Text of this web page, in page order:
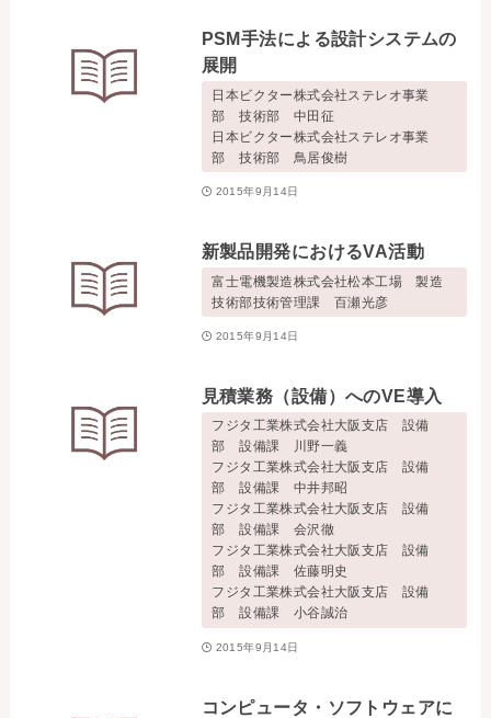
PSM手法による設計システムの
展開
日本ビクター株式会社ステレオ事業
部 技術部 中田征
日本ビクター株式会社ステレオ事業
部 技術部 鳥居俊樹
2015年9月14日
新製品開発におけるVA活動
富士電機製造株式会社松本工場 製造
技術部技術管理課 百瀬光彦
2015年9月14日
見積業務（設備）へのVE導入
フジタ工業株式会社大阪支店 設備
部 設備課 川野一義
フジタ工業株式会社大阪支店 設備
部 設備課 中井邦昭
フジタ工業株式会社大阪支店 設備
部 設備課 会沢徹
フジタ工業株式会社大阪支店 設備
部 設備課 佐藤明史
フジタ工業株式会社大阪支店 設備
部 設備課 小谷誠治
2015年9月14日
コンピュータ・ソフトウェアに